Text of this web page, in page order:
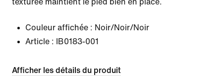
texturée maintient le pied bien en place.
Couleur affichée : Noir/Noir/Noir
Article :
IB0183-001
Afficher les détails du produit